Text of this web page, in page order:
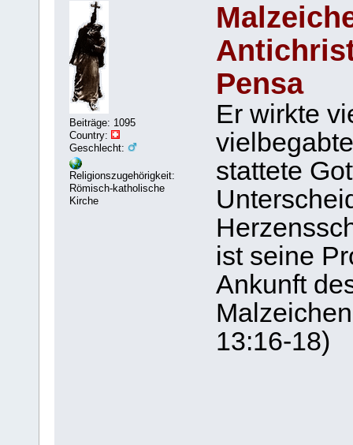
Beiträge: 1095
Country:
Geschlecht:
Religionszugehörigkeit:
Römisch-katholische
Kirche
Pensa
Er wirkte
stattete
ist seine
Ankunft
13:16-18)